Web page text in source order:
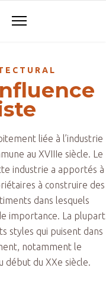
liée à l’industrie
au XVIIIe siècle. Le
industrie a apportés à
à construire des
dans lesquels
importance. La plupart
styles qui puisent dans
notamment le
début du XXe siècle.